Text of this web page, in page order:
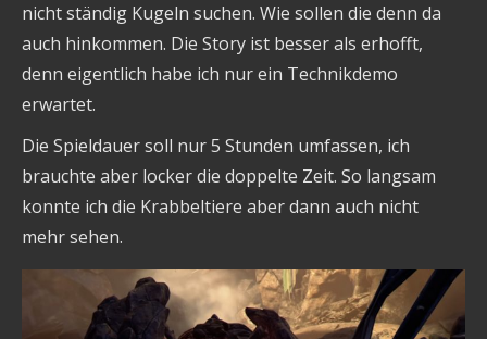
nicht ständig Kugeln suchen. Wie sollen die denn da
auch hinkommen. Die Story ist besser als erhofft,
denn eigentlich habe ich nur ein Technikdemo
erwartet.
Die Spieldauer soll nur 5 Stunden umfassen, ich
brauchte aber locker die doppelte Zeit. So langsam
konnte ich die Krabbeltiere aber dann auch nicht
mehr sehen.